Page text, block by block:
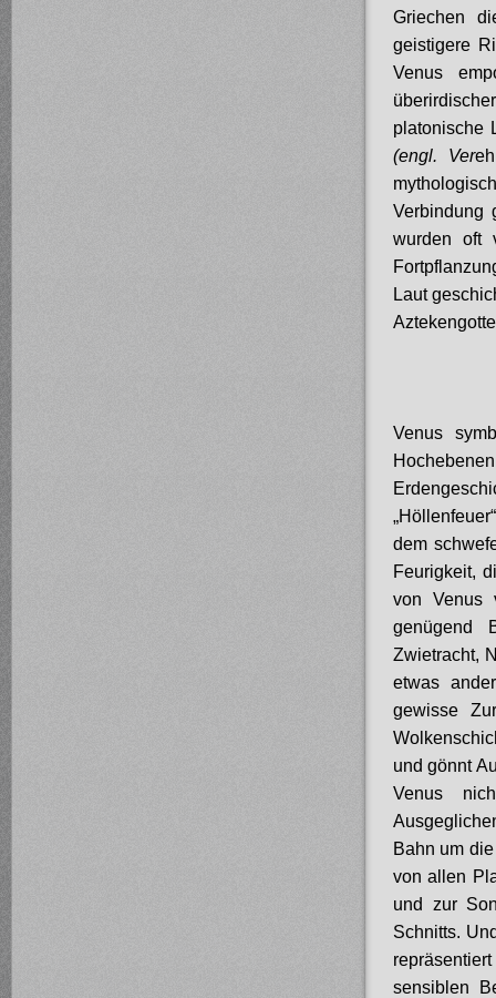
Griechen
geistigere
Venus
platonische
(engl. Ver
Verbindung
wurden oft
Laut
Venus
dem
Feurigkeit,
von Venus
genügend
Zwietracht,
etwas
gewisse
und gönnt
Venus
Bahn um
von allen
und zur
Schnitts.
sensiblen